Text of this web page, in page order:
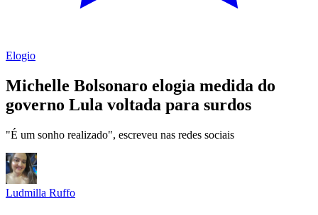
Elogio
Michelle Bolsonaro elogia medida do
governo Lula voltada para surdos
"É um sonho realizado", escreveu nas redes sociais
Ludmilla Ruffo